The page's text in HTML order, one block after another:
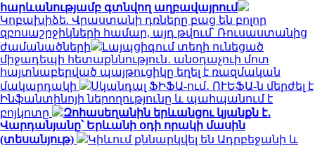
հարևանությամբ գտնվող աղբավայրում
Կոբախիձե. Վրաստանի դռները բաց են բոլոր
զբոսաշրջիկների համար, այդ թվում՝ Ռուսաստանից
ժամանածների
Լայպցիգում տեղի ունեցած
միջադեպի հետաքննություն․ անօդաչուի մոտ
հայտնաբերված պայթուցիկը եղել է ռազմական
մակարդակի
Սկանդալ ՖԻՖԱ-ում․ ՈՒԵՖԱ-ն մերժել է
Ինֆանտինոյի ներողությունը և պահպանում է
բոյկոտը
Զոհասեղանին երևանցու կյանքն է․
Վարդանյանը՝ Երևանի օդի որակի մասին
(տեսանյութ)
Կիևում քննարկվել են Ադրբեջանի և